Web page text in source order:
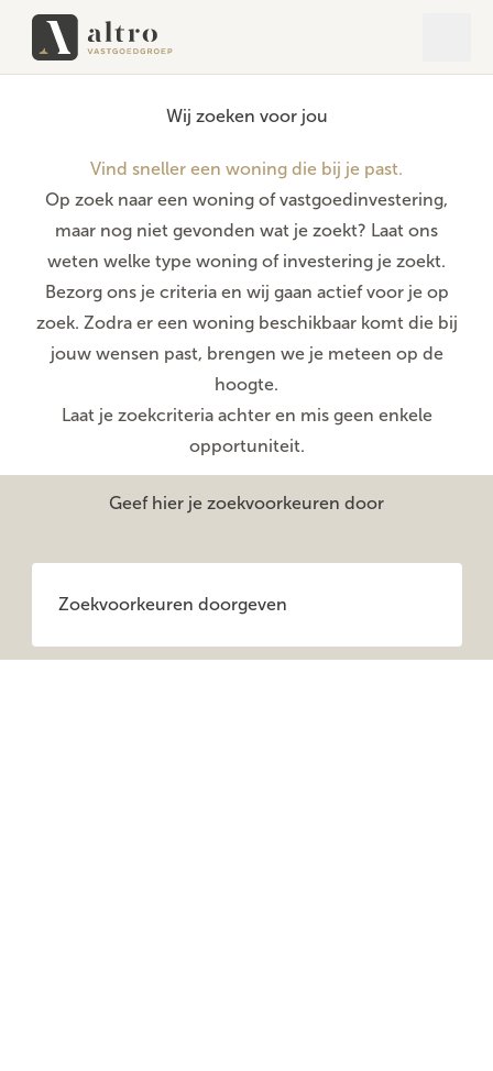
Wij zoeken voor jou
Vind sneller een woning die bij je past.
Op zoek naar een woning of vastgoedinvestering,
maar nog niet gevonden wat je zoekt? Laat ons
weten welke type woning of investering je zoekt.
Bezorg ons je criteria en wij gaan actief voor je op
zoek. Zodra er een woning beschikbaar komt die bij
jouw wensen past, brengen we je meteen op de
hoogte.
Laat je zoekcriteria achter en mis geen enkele
opportuniteit.
Geef hier je zoekvoorkeuren door
Zoekvoorkeuren doorgeven